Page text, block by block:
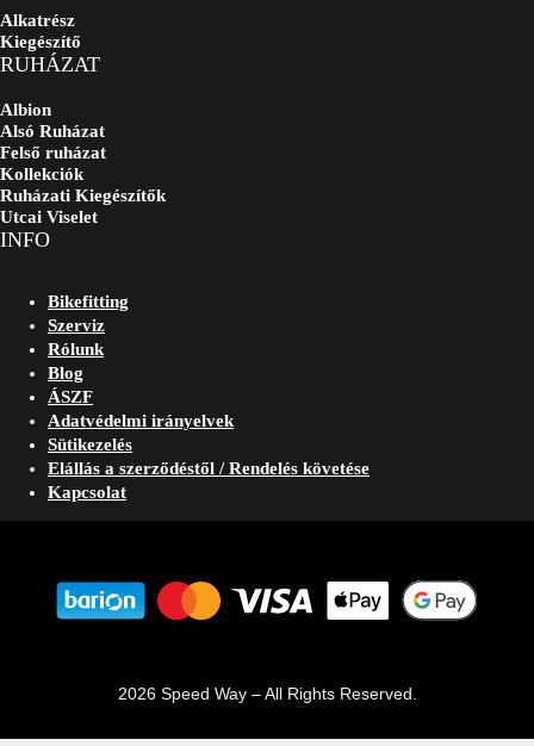
Alkatrész
Kiegészítő
RUHÁZAT
Albion
Alsó Ruházat
Felső ruházat
Kollekciók
Ruházati Kiegészítők
Utcai Viselet
INFO
Bikefitting
Szerviz
Rólunk
Blog
ÁSZF
Adatvédelmi irányelvek
Sütikezelés
Elállás a szerződéstől / Rendelés követése
Kapcsolat
2026 Speed Way – All Rights Reserved.